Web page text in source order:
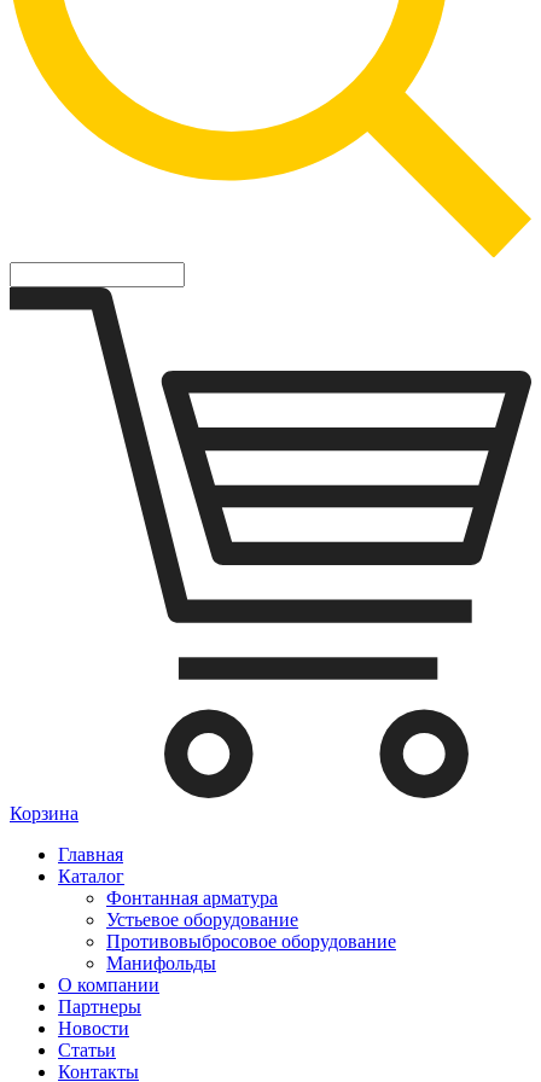
Корзина
Главная
Каталог
Фонтанная арматура
Устьевое оборудование
Противовыбросовое оборудование
Манифольды
О компании
Партнеры
Новости
Статьи
Контакты